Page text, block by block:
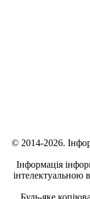
© 2014-2026.
Інформація
інтелектуальною
Будь-яке